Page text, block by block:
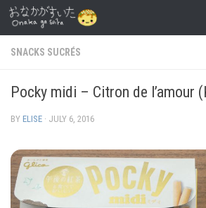
Skip to content
SNACKS SUCRÉS
Pocky midi – Citron de l’amour
BY ELISE · JULY 6, 2016